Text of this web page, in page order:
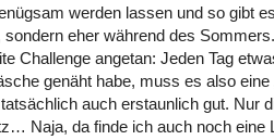
werden lassen und so gibt
eher während des
Challenge angetan: Jeden Tag
genäht habe, muss es also eine
auch erstaunlich gut. Nur
Naja, da finde ich auch noch eine